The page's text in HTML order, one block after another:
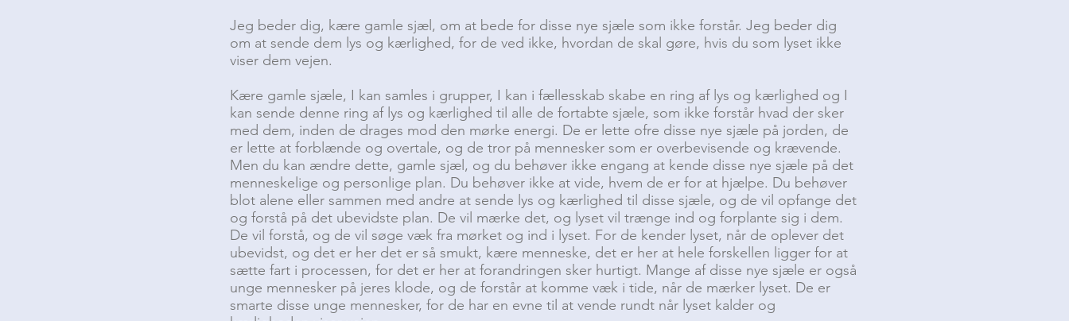
Jeg beder dig, kære gamle sjæl, om at bede for disse nye sjæle som ikke forstår. Jeg beder dig
om at sende dem lys og kærlighed, for de ved ikke, hvordan de skal gøre, hvis du som lyset ikke
viser dem vejen.
Kære gamle sjæle, I kan samles i grupper, I kan i fællesskab skabe en ring af lys og kærlighed og I
kan sende denne ring af lys og kærlighed til alle de fortabte sjæle, som ikke forstår hvad der sker
med dem, inden de drages mod den mørke energi. De er lette ofre disse nye sjæle på jorden, de
er lette at forblænde og overtale, og de tror på mennesker som er overbevisende og krævende.
Men du kan ændre dette, gamle sjæl, og du behøver ikke engang at kende disse nye sjæle på det
menneskelige og personlige plan. Du behøver ikke at vide, hvem de er for at hjælpe. Du behøver
blot alene eller sammen med andre at sende lys og kærlighed til disse sjæle, og de vil opfange det
og forstå på det ubevidste plan. De vil mærke det, og lyset vil trænge ind og forplante sig i dem.
De vil forstå, og de vil søge væk fra mørket og ind i lyset. For de kender lyset, når de oplever det
ubevidst, og det er her det er så smukt, kære menneske, det er her at hele forskellen ligger for at
sætte fart i processen, for det er her at forandringen sker hurtigt. Mange af disse nye sjæle er også
unge mennesker på jeres klode, og de forstår at komme væk i tide, når de mærker lyset. De er
smarte disse unge mennesker, for de har en evne til at vende rundt når lyset kalder og